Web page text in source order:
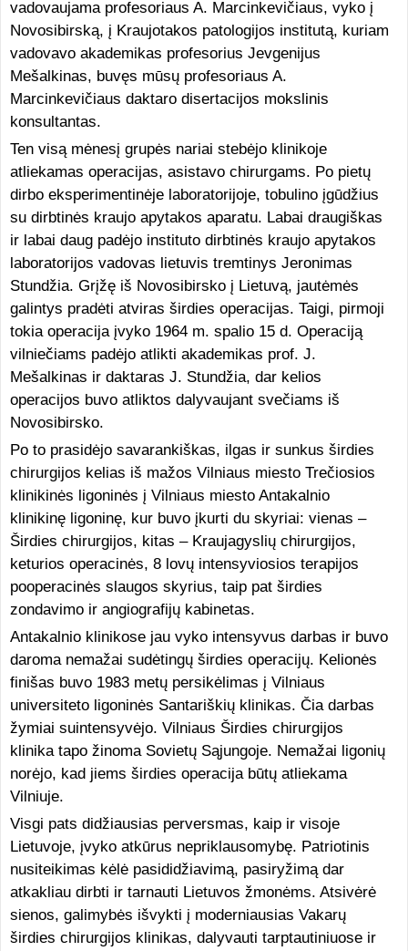
vadovaujama profesoriaus A. Marcinkevičiaus, vyko į
Novosibirską, į Kraujotakos patologijos institutą, kuriam
vadovavo akademikas profesorius Jevgenijus
Mešalkinas, buvęs mūsų profesoriaus A.
Marcinkevičiaus daktaro disertacijos mokslinis
konsultantas.
Ten visą mėnesį grupės nariai stebėjo klinikoje
atliekamas operacijas, asistavo chirurgams. Po pietų
dirbo eksperimentinėje laboratorijoje, tobulino įgūdžius
su dirbtinės kraujo apytakos aparatu. Labai draugiškas
ir labai daug padėjo instituto dirbtinės kraujo apytakos
laboratorijos vadovas lietuvis tremtinys Jeronimas
Stundžia. Grįžę iš Novosibirsko į Lietuvą, jautėmės
galintys pradėti atviras širdies operacijas. Taigi, pirmoji
tokia operacija įvyko 1964 m. spalio 15 d. Operaciją
vilniečiams padėjo atlikti akademikas prof. J.
Mešalkinas ir daktaras J. Stundžia, dar kelios
operacijos buvo atliktos dalyvaujant svečiams iš
Novosibirsko.
Po to prasidėjo savarankiškas, ilgas ir sunkus širdies
chirurgijos kelias iš mažos Vilniaus miesto Trečiosios
klinikinės ligoninės į Vilniaus miesto Antakalnio
klinikinę ligoninę, kur buvo įkurti du skyriai: vienas –
Širdies chirurgijos, kitas – Kraujagyslių chirurgijos,
keturios operacinės, 8 lovų intensyviosios terapijos
pooperacinės slaugos skyrius, taip pat širdies
zondavimo ir angiografijų kabinetas.
Antakalnio klinikose jau vyko intensyvus darbas ir buvo
daroma nemažai sudėtingų širdies operacijų. Kelionės
finišas buvo 1983 metų persikėlimas į Vilniaus
universiteto ligoninės Santariškių klinikas. Čia darbas
žymiai suintensyvėjo. Vilniaus Širdies chirurgijos
klinika tapo žinoma Sovietų Sąjungoje. Nemažai ligonių
norėjo, kad jiems širdies operacija būtų atliekama
Vilniuje.
Visgi pats didžiausias perversmas, kaip ir visoje
Lietuvoje, įvyko atkūrus nepriklausomybę. Patriotinis
nusiteikimas kėlė pasididžiavimą, pasiryžimą dar
atkakliau dirbti ir tarnauti Lietuvos žmonėms. Atsivėrė
sienos, galimybės išvykti į moderniausias Vakarų
širdies chirurgijos klinikas, dalyvauti tarptautiniuose ir